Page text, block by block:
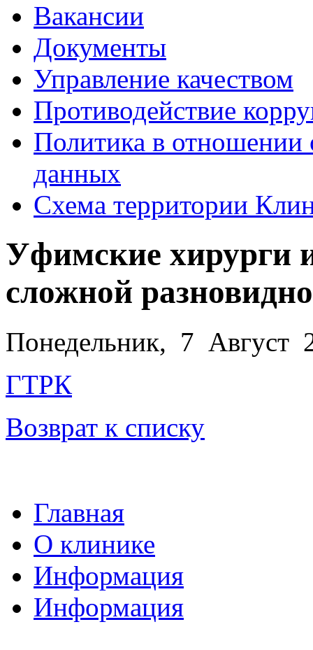
Вакансии
Документы
Управление качеством
Противодействие
Политика в отношении
данных
Схема территории
Уфимские хирурги
сложной
Понедельник, 7 Август
ГТРК
Возврат к списку
Главная
О клинике
Информация
Информация